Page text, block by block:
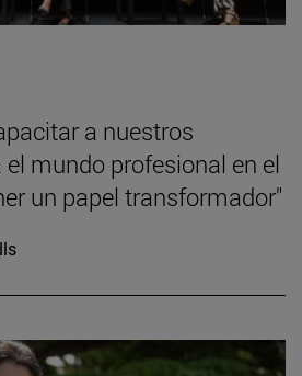
a nuestros
mundo profesional en el
un papel transformador"